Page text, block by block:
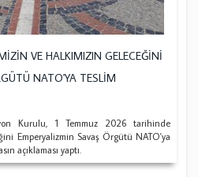
VE HALKIMIZIN GELECEĞİNİ
NATO'YA TESLİM
Kurulu, 1 Temmuz 2026 tarihinde
Emperyalizmin Savaş Örgütü NATO'ya
açıklaması yaptı.